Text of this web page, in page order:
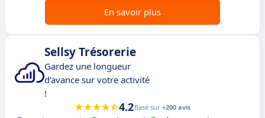
En savoir plus
Sellsy Trésorerie
Gardez une longueur
d’avance sur votre activité
!
4.2Basé sur +200 avis